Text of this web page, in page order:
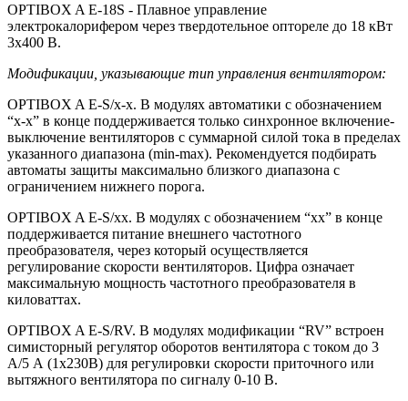
OPTIBOX A E-18S - Плавное управление
электрокалорифером через твердотельное оптореле до 18 кВт
3х400 В.
Модификации, указывающие тип управления вентилятором:
OPTIBOX A E-S/x-x. В модулях автоматики с обозначением
“x-x” в конце поддерживается только синхронное включение-
выключение вентиляторов с суммарной силой тока в пределах
указанного диапазона (min-max). Рекомендуется подбирать
автоматы защиты максимально близкого диапазона с
ограничением нижнего порога.
OPTIBOX A E-S/xx. В модулях с обозначением “xx” в конце
поддерживается питание внешнего частотного
преобразователя, через который осуществляется
регулирование скорости вентиляторов. Цифра означает
максимальную мощность частотного преобразователя в
киловаттах.
OPTIBOX A E-S/RV. В модулях модификации “RV” встроен
симисторный регулятор оборотов вентилятора с током до 3
А/5 А (1х230В) для регулировки скорости приточного или
вытяжного вентилятора по сигналу 0-10 В.